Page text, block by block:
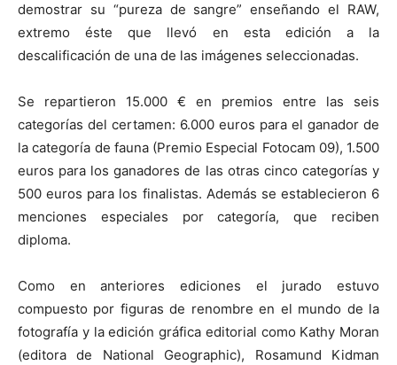
demostrar su “pureza de sangre” enseñando el RAW,
extremo éste que llevó en esta edición a la
descalificación de una de las imágenes seleccionadas.
Se repartieron 15.000 € en premios entre las seis
categorías del certamen: 6.000 euros para el ganador de
la categoría de fauna (Premio Especial Fotocam 09), 1.500
euros para los ganadores de las otras cinco categorías y
500 euros para los finalistas. Además se establecieron 6
menciones especiales por categoría, que reciben
diploma.
Como en anteriores ediciones el jurado estuvo
compuesto por figuras de renombre en el mundo de la
fotografía y la edición gráfica editorial como Kathy Moran
(editora de National Geographic), Rosamund Kidman